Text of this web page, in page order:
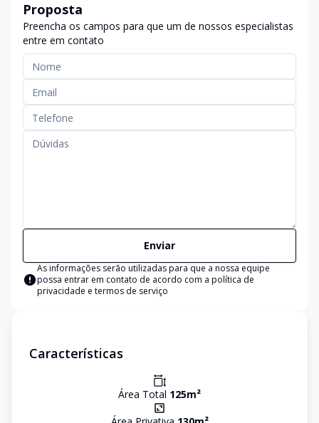
Proposta
Preencha os campos para que um de nossos especialistas
entre em contato
Enviar
As informações serão utilizadas para que a nossa equipe
possa entrar em contato de acordo com a política de
privacidade e termos de serviço
Características
Área Total 125m²